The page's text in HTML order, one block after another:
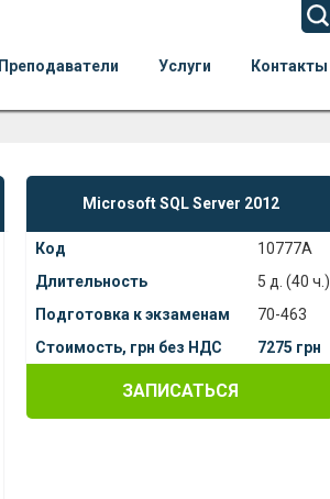
Преподаватели Услуги Контакты
Microsoft SQL Server 2012
Код
10777A
Длительность
5 д. (40 ч.)
Подготовка к экзаменам
70-463
Стоимость, грн без НДС
7275 грн
ЗАПИСАТЬСЯ